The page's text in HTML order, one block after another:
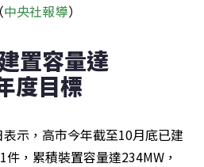
中央社報導）
置容量達
度目標
示，高市今年截至10月底已建
，累積裝置容量達234MW，